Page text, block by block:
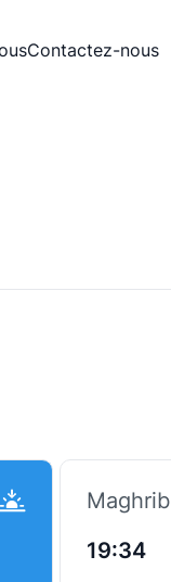
Contactez-nous
Maghrib
19:34